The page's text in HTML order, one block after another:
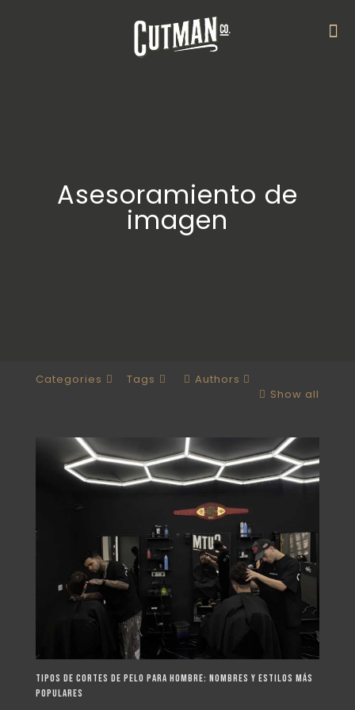
Asesoramiento de
imagen
Categories Tags
Authors
Show all
Tipos de cortes de pelo para hombre: nombres y estilos más
populares